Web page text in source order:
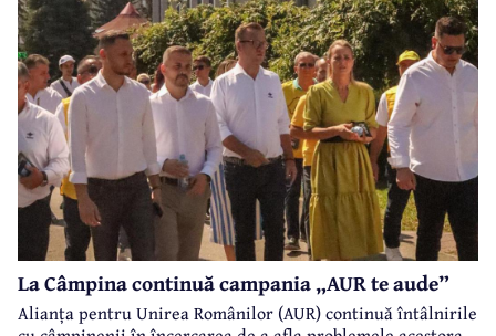
La Câmpina continuă campania „AUR te aude”
Alianța pentru Unirea Românilor (AUR) continuă întâlnirile